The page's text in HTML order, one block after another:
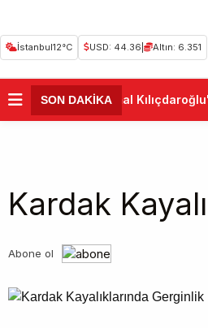
İstanbul12°C USD: 44.36 Altın: 6.351
SON DAKİKA
•Kemal
Kardak
Abone ol